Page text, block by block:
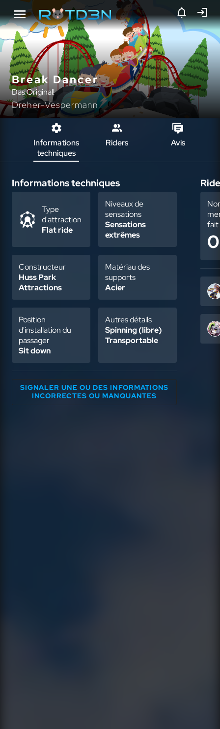
Break Dancer
Das Original!
Dreher-Vespermann
Informations
techniques
Riders Avis
Informations techniques
Type
d'attraction
Flat ride
Niveaux de
sensations
Sensations
extrêmes
Constructeur
Huss Park
Attractions
Matériau des
supports
Acier
Position
d'installation du
passager
Sit down
Autres détails
Spinning (libre)
Transportable
SIGNALER UNE OU DES INFORMATIONS
INCORRECTES OU MANQUANTES
fait
0